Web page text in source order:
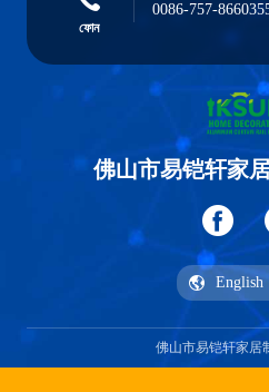
ফোন
0086-757-
佛山市易铠轩家
佛山市易铠轩家居